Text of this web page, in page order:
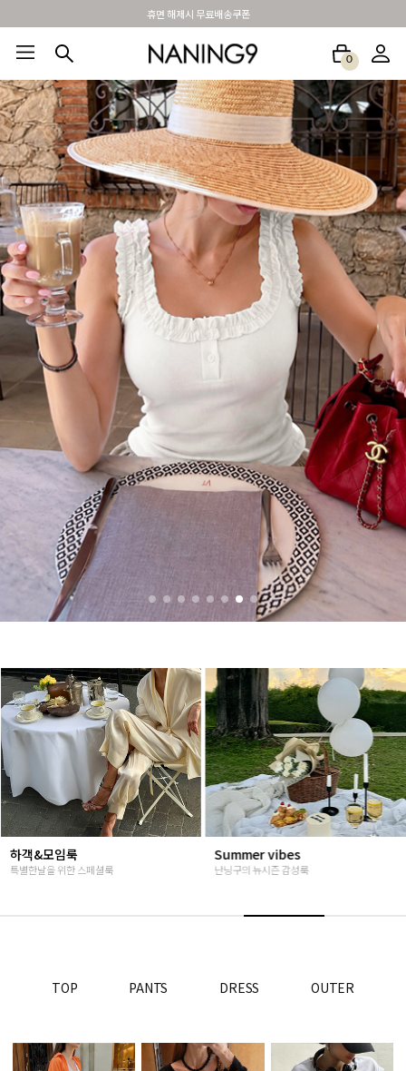
BEST 포토리뷰 - 매주 2명추첨 3만원쿠폰
0
BEST100🤍 NEW5% 베스트재진행 썸머여행룩 아울렛 하객&모임룩
Summer vibes
난닝구의 뉴시즌 감성룩
베스트재진행
고객님들이 인정해주신 Steady seller
TOP PANTS DRESS OUTER